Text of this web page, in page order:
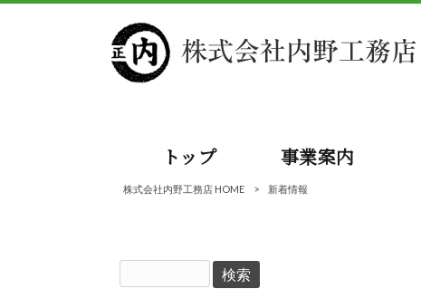
トップ 事業案内
株式会社内野工務店 HOME > 新着情報